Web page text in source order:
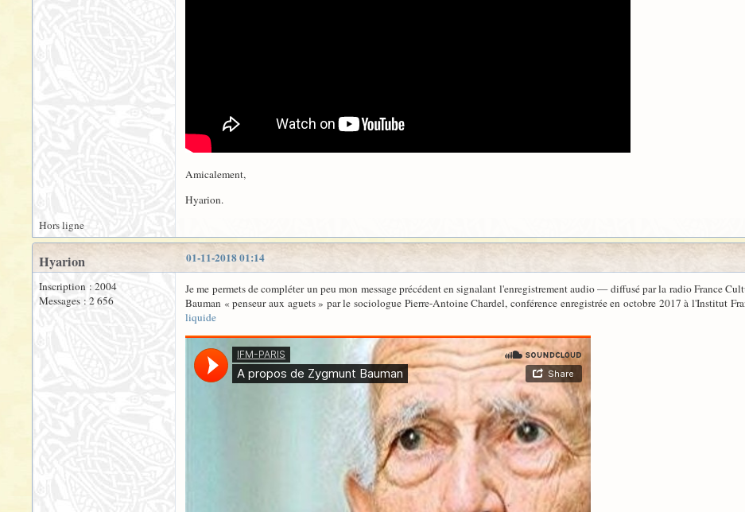
Amicalement,
Hyarion.
Hors ligne
01-11-2018 01:14
Hyarion
Inscription : 2004
Messages : 2 656
Je me permets de compléter un peu mon message précédent en signalant l'enregistrement audio — diffusé par la radio France
Bauman « penseur aux aguets » par le sociologue Pierre-Antoine Chardel, conférence enregistrée en octobre 2017 à l'Institut
liquide